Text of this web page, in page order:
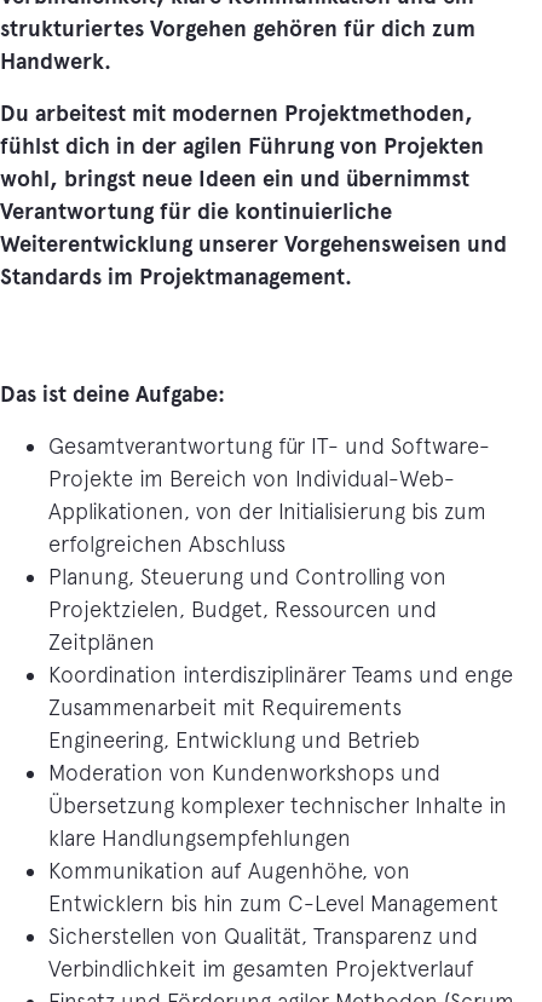
strukturiertes Vorgehen gehören für dich zum
Handwerk.
Du arbeitest mit modernen Projektmethoden,
fühlst dich in der agilen Führung von Projekten
wohl, bringst neue Ideen ein und übernimmst
Verantwortung für die kontinuierliche
Weiterentwicklung unserer Vorgehensweisen und
Standards im Projektmanagement.
Das ist deine Aufgabe:
Gesamtverantwortung für IT- und Software-
Projekte im Bereich von Individual-Web-
Applikationen, von der Initialisierung bis zum
erfolgreichen Abschluss
Planung, Steuerung und Controlling von
Projektzielen, Budget, Ressourcen und
Zeitplänen
Koordination interdisziplinärer Teams und enge
Zusammenarbeit mit Requirements
Engineering, Entwicklung und Betrieb
Moderation von Kundenworkshops und
Übersetzung komplexer technischer Inhalte in
klare Handlungsempfehlungen
Kommunikation auf Augenhöhe, von
Entwicklern bis hin zum C-Level Management
Sicherstellen von Qualität, Transparenz und
Verbindlichkeit im gesamten Projektverlauf